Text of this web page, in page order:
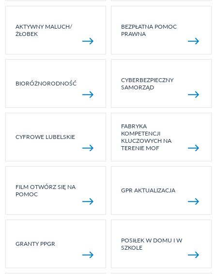
AKTYWNY MALUCH/
ŻŁOBEK
BEZPŁATNA POMOC
PRAWNA
BIORÓŻNORODNOŚĆ
CYBERBEZPIECZNY
SAMORZĄD
CYFROWE LUBELSKIE
FABRYKA
KOMPETENCJI
KLUCZOWYCH NA
TERENIE MOF
FILM OTWÓRZ SIĘ NA
POMOC
GPR AKTUALIZACJA
GRANTY PPGR
POSIŁEK W DOMU I W
SZKOLE